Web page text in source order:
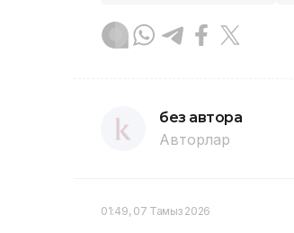
без автора
Авторлар
01:49, 07 Тамыз 2026